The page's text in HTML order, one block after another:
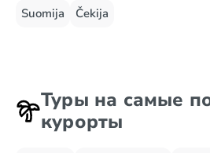
Suomija Čekija
Туры на самые
курорты